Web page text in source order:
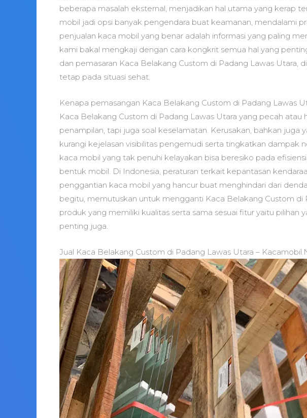
beberapa masalah eksternal, menjadikan hal utama yang kerap
mobil jadi opsi banyak pengendara buat keamanan, mendalami
penjualan kaca mobil yang benar adalah informasi yang paling
kami bakal mengkaji dengan cara kongkrit semua hal yang
dan pemasaran Kaca Belakang Custom di Padang Lawas Utara,
tetap pada situasi sehat.
Kenapa pemasangan Kaca Belakang Custom di Padang Lawas
Kaca Belakang Custom di Padang Lawas Utara yang pecah atau
penampilan, tapi juga soal keselamatan. Kerusakan, bahkan juga
kurangi kejelasan visibilitas pengemudi serta tingkatkan dampak
kaca mobil yang tak penuhi kelayakan bisa beresiko pada
bentuk mobil. Di Indonesia, peraturan terkait kepantasan
penggantian kaca mobil yang hancur buat menghindari dari
begitu, memutuskan untuk mengganti Kaca Belakang Custom di
produk yang memiliki kualitas serta sama sesuai fitur yaitu pilihan
penting juga.
Jual Kaca Belakang Custom di Padang Lawas Utara –